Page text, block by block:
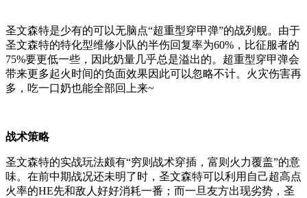
圣文森特是少有的可以无脑点“超重型穿甲弹”的战列舰。由于
圣文森特的特化型维修小队的半伤回复率为60%，比征服者的
75%要更低一些，因此奶量几乎总是溢出的。超重型穿甲弹会
带来更多起火时间的负面效果因此可以忽略不计。火灾伤害再
多，吃一口奶也能全部回上来~
战术策略
圣文森特的实战玩法颇有“穷则战术穿插，富则火力覆盖”的意
味。在前中期战况还未明了时，圣文森特可以利用自己超高点
火率的HE先和敌人好好消耗一番；而一旦友方出现劣势，圣